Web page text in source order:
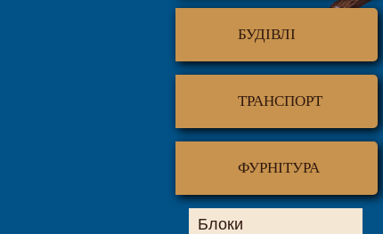
БУДІВЛІ
ТРАНСПОРТ
ФУРНІТУРА
Блоки